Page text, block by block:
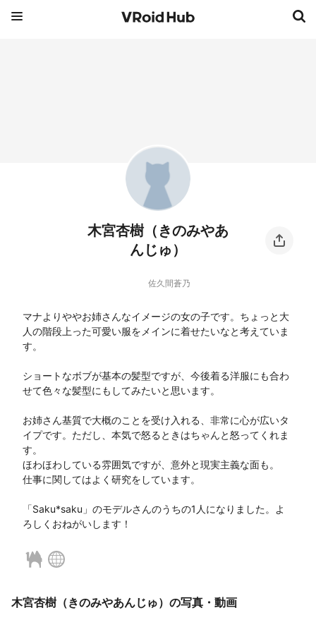
木宮杏樹（きのみやあ
んじゅ）
佐久間蒼乃
マナよりややお姉さんなイメージの女の子です。ちょっと大
人の階段上った可愛い服をメインに着せたいなと考えていま
す。
ショートなボブが基本の髪型ですが、今後着る洋服にも合わ
せて色々な髪型にもしてみたいと思います。
お姉さん基質で大概のことを受け入れる、非常に心が広いタ
イプです。ただし、本気で怒るときはちゃんと怒ってくれま
す。
ほわほわしている雰囲気ですが、意外と現実主義な面も。
仕事に関してはよく研究をしています。
「Saku*saku」のモデルさんのうちの1人になりました。よ
木宮杏樹（きのみやあんじゅ）の写真・動画